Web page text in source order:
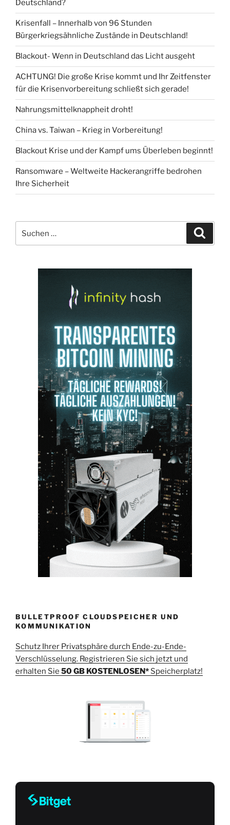
Deutschland?
Krisenfall – Innerhalb von 96 Stunden
Bürgerkriegsähnliche Zustände in Deutschland!
Blackout- Wenn in Deutschland das Licht ausgeht
ACHTUNG! Die große Krise kommt und Ihr Zeitfenster
für die Krisenvorbereitung schließt sich gerade!
Nahrungsmittelknappheit droht!
China vs. Taiwan – Krieg in Vorbereitung!
Blackout Krise und der Kampf ums Überleben beginnt!
Ransomware – Weltweite Hackerangriffe bedrohen
Ihre Sicherheit
nach:
BULLETPROOF CLOUDSPEICHER UND
KOMMUNIKATION
Schutz Ihrer Privatsphäre durch Ende-zu-Ende-
Verschlüsselung. Registrieren Sie sich jetzt und
erhalten Sie 50 GB KOSTENLOSEN* Speicherplatz!